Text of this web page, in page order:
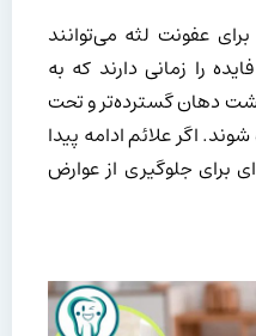
عفونت لثه می‌توانند
را زمانی دارند که به
دهان گسترده‌تر و تحت
اگر علائم ادامه پیدا
برای جلوگیری از عوارض